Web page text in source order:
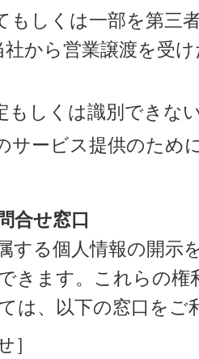
もしくは一部を第三
から営業譲渡を受
もしくは識別できな
サービス提供のため
合せ窓口
する個人情報の開示
きます。これらの権
は、以下の窓口をご
］